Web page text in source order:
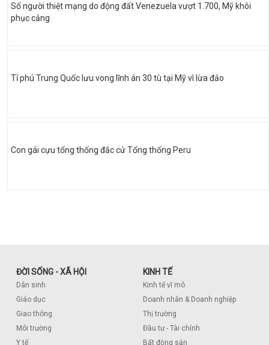
Số người thiệt mạng do động đất Venezuela vượt 1.700, Mỹ khôi
phục cảng
Tỉ phú Trung Quốc lưu vong lĩnh án 30 tù tại Mỹ vì lừa đảo
Con gái cựu tổng thống đắc cử Tổng thống Peru
ĐỜI SỐNG - XÃ HỘI
Dân sinh
Giáo dục
Giao thông
Môi trường
Y tế
KINH TẾ
Kinh tế vĩ mô
Doanh nhân & Doanh nghiệp
Thị trường
Đầu tư - Tài chính
Bất động sản